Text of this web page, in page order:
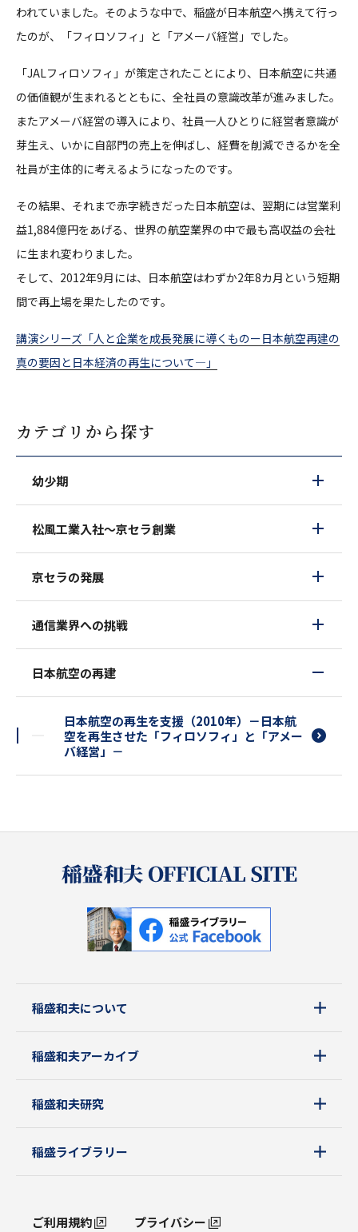
われていました。そのような中で、稲盛が日本航空へ携えて行っ
たのが、「フィロソフィ」と「アメーバ経営」でした。
「JALフィロソフィ」が策定されたことにより、日本航空に共通
の価値観が生まれるとともに、全社員の意識改革が進みました。
またアメーバ経営の導入により、社員一人ひとりに経営者意識が
芽生え、いかに自部門の売上を伸ばし、経費を削減できるかを全
社員が主体的に考えるようになったのです。
その結果、それまで赤字続きだった日本航空は、翌期には営業利
益1,884億円をあげる、世界の航空業界の中で最も高収益の会社
に生まれ変わりました。
そして、2012年9月には、日本航空はわずか2年8カ月という短期
間で再上場を果たしたのです。
講演シリーズ「人と企業を成長発展に導くものー日本航空再建の
真の要因と日本経済の再生について―」
カテゴリから探す
幼少期
松風工業入社～京セラ創業
京セラの発展
通信業界への挑戦
日本航空の再建
日本航空の再生を支援（2010年）－日本航
空を再生させた「フィロソフィ」と「アメー
バ経営」－
稲盛和夫について
稲盛和夫アーカイブ
稲盛和夫研究
稲盛ライブラリー
ご利用規約 プライバシー